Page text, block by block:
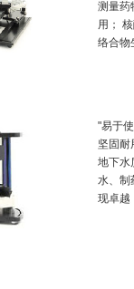
测量药
用
络合物生
"易于使
坚固耐用
地下水
水、
现卓越